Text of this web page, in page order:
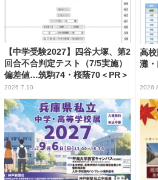
【中学受験2027】四谷大塚、第2
回合不合判定テスト（7/5実施）
偏差値…筑駒74・桜蔭70＜PR＞
2026.7.10
高
灘